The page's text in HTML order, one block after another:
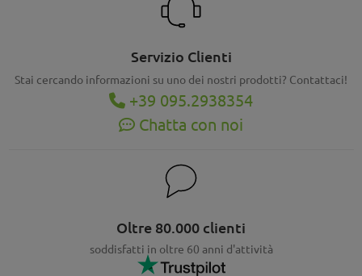
Servizio Clienti
Stai cercando informazioni su uno dei nostri prodotti? Contattaci!
+39 095.2938354
Chatta con noi
Oltre 80.000 clienti
soddisfatti in oltre 60 anni d'attività